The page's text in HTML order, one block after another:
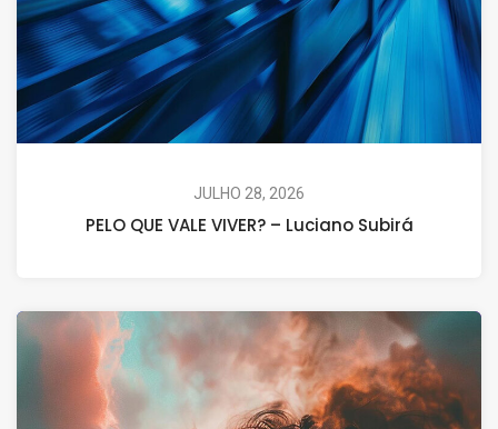
JULHO 28, 2026
PELO QUE VALE VIVER? – Luciano Subirá